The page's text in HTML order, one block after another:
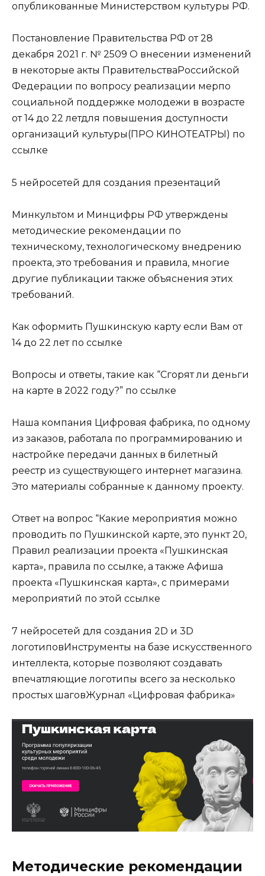
опубликованные Министерством культуры РФ.
Постановление Правительства РФ от 28
декабря 2021 г. № 2509 О внесении изменений
в некоторые акты ПравительстваРоссийской
Федерации по вопросу реализации мерпо
социальной поддержке молодежи в возрасте
от 14 до 22 летдля повышения доступности
организаций культуры(ПРО КИНОТЕАТРЫ) по
ссылке
5 нейросетей для создания презентаций
Минкультом и Минцифры РФ утверждены
методические рекомендации по
техническому, технологическому внедрению
проекта, это требования и правила, многие
другие публикации также объяснения этих
требований.
Как оформить Пушкинскую карту если Вам от
14 до 22 лет по ссылке
Вопросы и ответы, такие как “Сгорят ли деньги
на карте в 2022 году?” по ссылке
Наша компания Цифровая фабрика, по одному
из заказов, работала по программированию и
настройке передачи данных в билетный
реестр из существующего интернет магазина.
Это материалы собранные к данному проекту.
Ответ на вопрос “Какие мероприятия можно
проводить по Пушкинской карте, это пункт 20,
Правил реализации проекта «Пушкинская
карта», правила по ссылке, а также Афиша
проекта «Пушкинская карта», с примерами
мероприятий по этой ссылке
7 нейросетей для создания 2D и 3D
логотиповИнструменты на базе искусственного
интеллекта, которые позволяют создавать
впечатляющие логотипы всего за несколько
простых шаговЖурнал «Цифровая фабрика»
Методические рекомендации